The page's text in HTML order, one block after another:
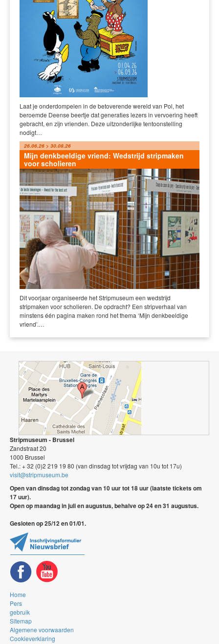
Laat je onderdompelen in de betoverende wereld van Pol, het
beroemde Deense beertje dat generaties lezers in vervoering heeft
gebracht, en zijn vrienden. Deze uitzonderlijke tentoonstelling
nodigt…
26.06.26 > 30.08.26
Mijn denkbeeldige vriend: Wedstrijd stripmaken
voor scholieren
Dit voorjaar organiseerde het Stripmuseum een wedstrijd
stripmaken voor scholieren. De opdracht? Een stripverhaal van
minstens één pagina maken rond het thema ‘Mijn denkbeeldige
vriend’.…
Stripmuseum - Brussel
Zandstraat 20
1000 Brussel
Tel.: + 32 (0)2 219 19 80 (van dinsdag tot vrijdag van 10u tot 17u)
visit@stripmuseum.be
Open van dinsdag tot zondag van 10 uur tot 18 uur (laatste tickets om
17 uur).
Open op maandag in juli en augustus, behalve op 24 en 31 augustus.
Gesloten op 25/12 en 01/01.
Home
Pers
gebruik
Sitemap
Algemene voorwaarden
Cookieverklaring